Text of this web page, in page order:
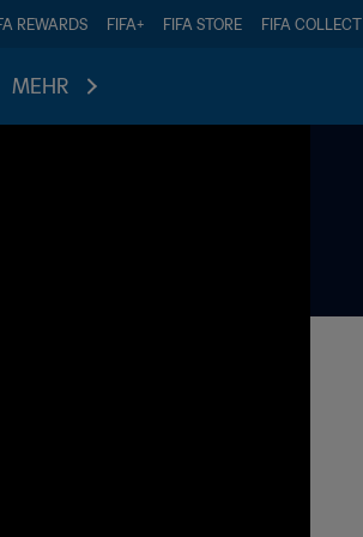
REWARDS FIFA+ FIFA STORE FIFA COLLECT
MEHR